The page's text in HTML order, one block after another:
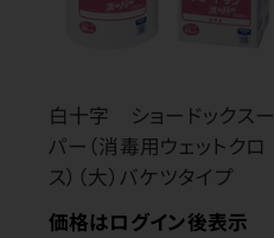
白十字 ショードックスー
パー（消毒用ウェットクロ
ス）（大）バケツタイプ
価格はログイン後表示